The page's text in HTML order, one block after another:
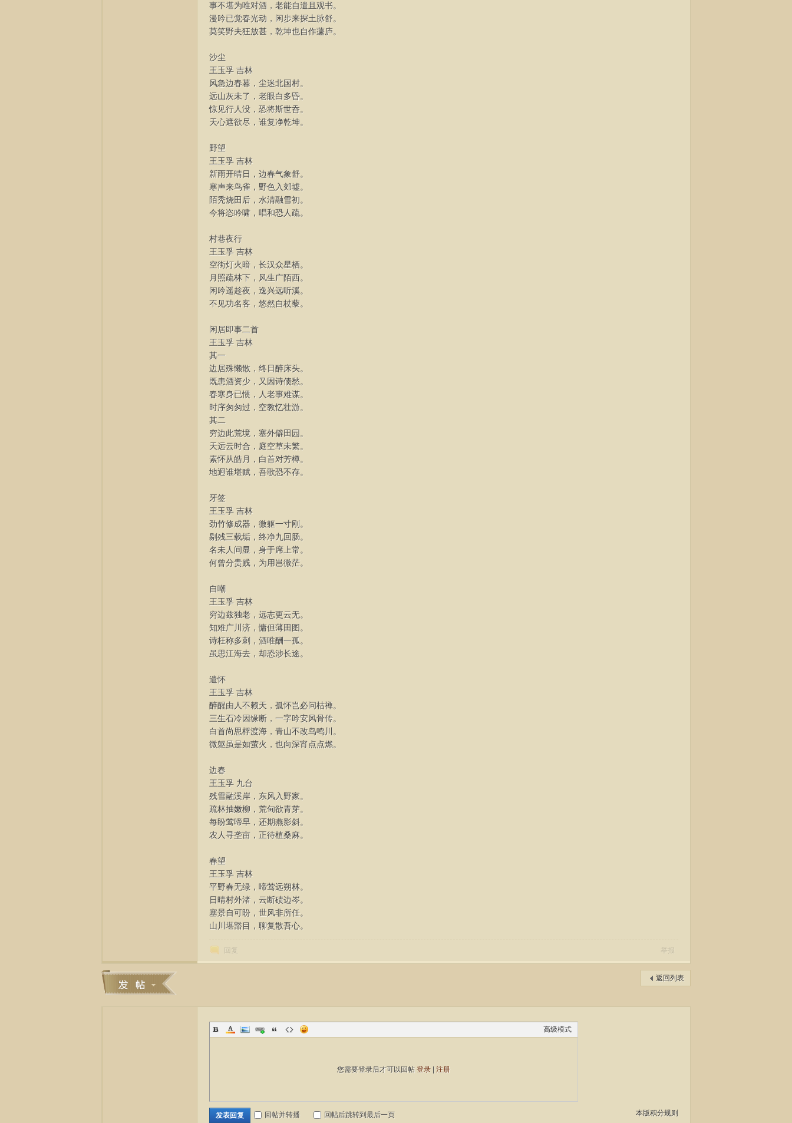
事不堪为唯对酒，老能自遣且观书。
漫吟已觉春光动，闲步来探土脉舒。
莫笑野夫狂放甚，乾坤也自作蘧庐。
沙尘
王玉孚 吉林
风急边春暮，尘迷北国村。
远山灰未了，老眼白多昏。
惊见行人没，恐将斯世呑。
天心遮欲尽，谁复净乾坤。
野望
王玉孚 吉林
新雨开晴日，边春气象舒。
寒声来鸟雀，野色入郊墟。
陌秃烧田后，水清融雪初。
今将恣吟啸，唱和恐人疏。
村巷夜行
王玉孚 吉林
空街灯火暗，长汉众星栖。
月照疏林下，风生广陌西。
闲吟遥趁夜，逸兴远听溪。
不见功名客，悠然自杖藜。
闲居即事二首
王玉孚 吉林
其一
边居殊懒散，终日醉床头。
既患酒资少，又因诗债愁。
春寒身已惯，人老事难谋。
时序匆匆过，空教忆壮游。
其二
穷边此荒境，塞外僻田园。
天远云时合，庭空草未繁。
素怀从皓月，白首对芳樽。
地迥谁堪赋，吾歌恐不存。
牙签
王玉孚 吉林
劲竹修成器，微躯一寸刚。
剔残三载垢，终净九回肠。
名未人间显，身于席上常。
何曾分贵贱，为用岂微茫。
自嘲
王玉孚 吉林
穷边兹独老，远志更云无。
知难广川济，慵但薄田图。
诗枉称多刺，酒唯酬一孤。
虽思江海去，却恐涉长途。
遣怀
王玉孚 吉林
醉醒由人不赖天，孤怀岂必问枯禅。
三生石冷因缘断，一字吟安风骨传。
白首尚思桴渡海，青山不改鸟鸣川。
微躯虽是如萤火，也向深宵点点燃。
边春
王玉孚 九台
残雪融溪岸，东风入野家。
疏林抽嫩柳，荒甸欲青芽。
每盼莺啼早，还期燕影斜。
农人寻垄亩，正待植桑麻。
春望
王玉孚 吉林
平野春无绿，啼莺远朔林。
日晴村外渚，云断碛边岑。
塞景自可盼，世风非所任。
山川堪豁目，聊复散吾心。
回复 举报
返回列表
高级模式
您需要登录后才可以回帖 登录 | 注册
本版积分规则
发表回复 回帖并转播 回帖后跳转到最后一页